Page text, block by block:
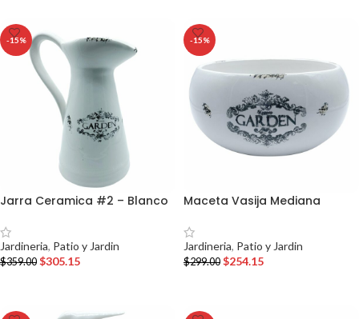
-15%
Jarra Ceramica #2 – Blanco
Jardineria, Patio y Jardin
$359.00 $305.15
-15%
Maceta Vasija Mediana
Jardineria, Patio y Jardin
$299.00 $254.15